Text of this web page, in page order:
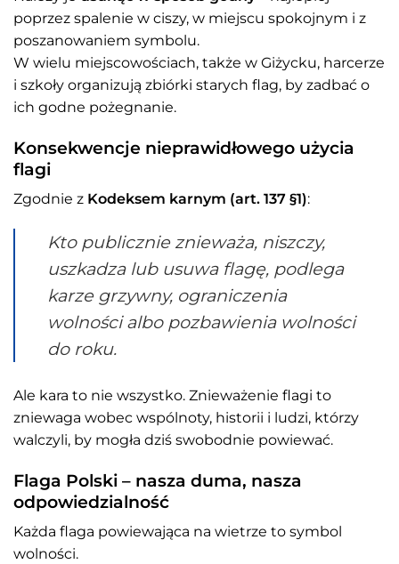
poprzez spalenie w ciszy, w miejscu spokojnym i z
poszanowaniem symbolu.
W wielu miejscowościach, także w Giżycku, harcerze
i szkoły organizują zbiórki starych flag, by zadbać o
ich godne pożegnanie.
Konsekwencje nieprawidłowego użycia
flagi
Zgodnie z Kodeksem karnym (art. 137 §1):
Kto publicznie znieważa, niszczy,
uszkadza lub usuwa flagę, podlega
karze grzywny, ograniczenia
wolności albo pozbawienia wolności
do roku.
Ale kara to nie wszystko. Znieważenie flagi to
zniewaga wobec wspólnoty, historii i ludzi, którzy
walczyli, by mogła dziś swobodnie powiewać.
Flaga Polski – nasza duma, nasza
odpowiedzialność
Każda flaga powiewająca na wietrze to symbol
wolności.